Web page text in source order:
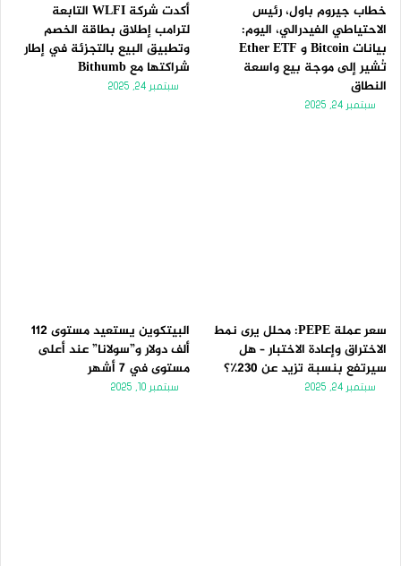
خطاب جيروم باول، رئيس
الاحتياطي الفيدرالي، اليوم:
بيانات Bitcoin و Ether ETF
تُشير إلى موجة بيع واسعة
النطاق
سبتمبر 24, 2025
أكدت شركة WLFI التابعة
لترامب إطلاق بطاقة الخصم
وتطبيق البيع بالتجزئة في إطار
شراكتها مع Bithumb
سبتمبر 24, 2025
سعر عملة PEPE: محلل يرى نمط
الاختراق وإعادة الاختبار – هل
سيرتفع بنسبة تزيد عن 230٪؟
سبتمبر 24, 2025
البيتكوين يستعيد مستوى 112
ألف دولار و”سولانا” عند أعلى
مستوى في 7 أشهر
سبتمبر 10, 2025